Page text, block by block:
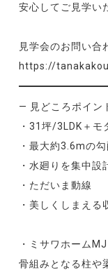
安心してご見学い
見学会のお問い
https://
— 見どころポイン
・31坪/3LDK＋モ
・最大約3.6mの勾
・水廻りを集中設
・ただいま動線
・美しくしまえる
・ミサワホーム
骨組みとなる柱や